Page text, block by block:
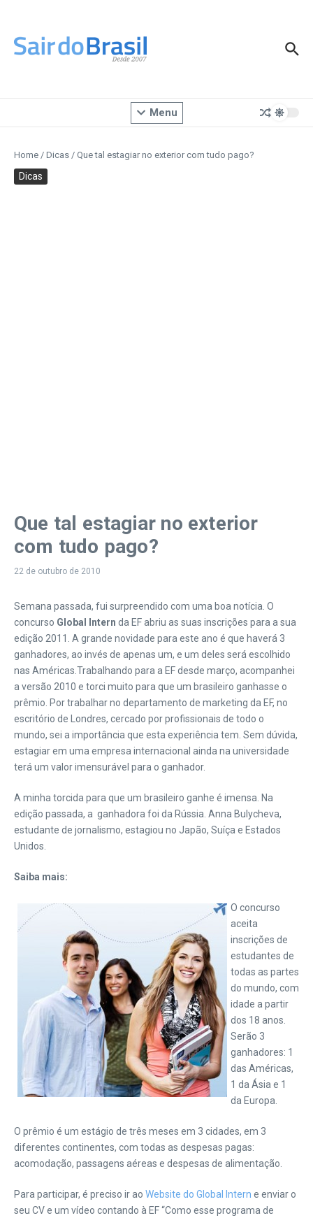
Menu
Home / Dicas / Que tal estagiar no exterior com tudo pago?
Dicas
Que tal estagiar no exterior
com tudo pago?
22 de outubro de 2010
Semana passada, fui surpreendido com uma boa notícia. O
concurso Global Intern da EF abriu as suas inscrições para a sua
edição 2011. A grande novidade para este ano é que haverá 3
ganhadores, ao invés de apenas um, e um deles será escolhido
nas Américas. Trabalhando para a EF desde março, acompanhei
a versão 2010 e torci muito para que um brasileiro ganhasse o
prêmio. Por trabalhar no departamento de marketing da EF, no
escritório de Londres, cercado por profissionais de todo o
mundo, sei a importância que esta experiência tem. Sem dúvida,
estagiar em uma empresa internacional ainda na universidade
terá um valor imensurável para o ganhador.
A minha torcida para que um brasileiro ganhe é imensa. Na
edição passada, a ganhadora foi da Rússia. Anna Bulycheva,
estudante de jornalismo, estagiou no Japão, Suíça e Estados
Unidos.
Saiba mais:
O concurso
aceita
inscrições de
estudantes de
todas as partes
do mundo, com
idade a partir
dos 18 anos.
Serão 3
ganhadores: 1
das Américas,
1 da Ásia e 1
da Europa.
O prêmio é um estágio de três meses em 3 cidades, em 3
diferentes continentes, com todas as despesas pagas:
acomodação, passagens aéreas e despesas de alimentação.
Para participar, é preciso ir ao Website do Global Intern e enviar o
seu CV e um vídeo contando à EF “Como esse programa de